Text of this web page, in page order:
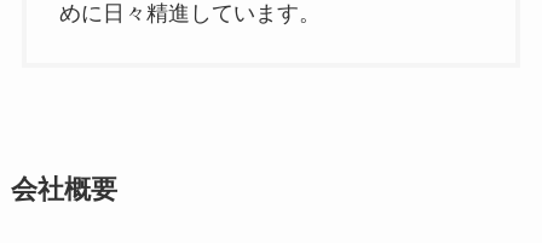
めに日々精進しています。
会社概要